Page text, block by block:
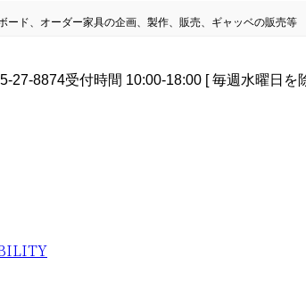
ード、オーダー家具の企画、製作、販売、ギャッベの販売等
27-8874受付時間 10:00-18:00 [ 毎週水曜日を